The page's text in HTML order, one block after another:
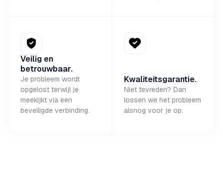
Veilig en
betrouwbaar.
Je probleem wordt
opgelost terwijl je
meekijkt via een
beveiligde verbinding.
Kwaliteitsgarantie.
Niet tevreden? Dan
lossen we het probleem
alsnog voor je op.